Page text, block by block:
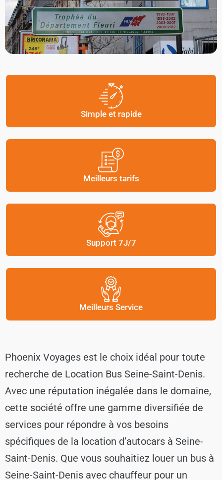
Simple et rapide
Meilleurs tarifs
Support 7J/7
Meilleurs Service
Phoenix Voyages est le choix idéal pour toute
recherche de Location Bus Seine-Saint-Denis.
Avec une réputation inégalée dans le domaine,
cette société offre une gamme diversifiée de
services pour répondre à vos besoins
spécifiques de la location d’autocars à Seine-
Saint-Denis. Que vous souhaitiez louer un bus à
Seine-Saint-Denis avec chauffeur pour un